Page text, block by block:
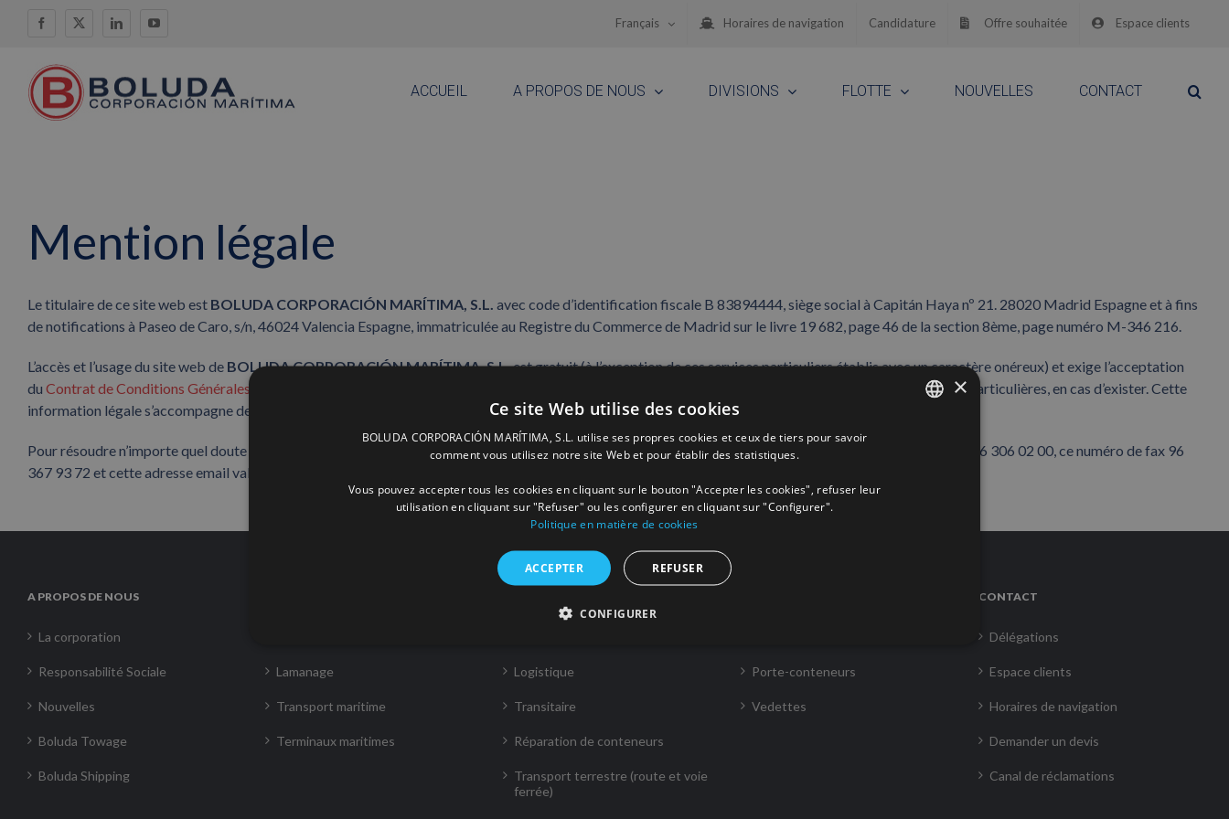
Facebook
X LinkedInYouTube Français Horaires de navigation Candidature Offre souhaitée Espace clients
ACCUEIL A PROPOS DE NOUS DIVISIONS FLOTTE NOUVELLES CONTACT
Mention légale
Le titulaire de ce site web est BOLUDA CORPORACIÓN MARÍTIMA, S.L. avec code d’identification fiscale B 83894444, siège social à Capitán Haya nº 21. 28020 Madrid Espagne et à fins
de notifications à Paseo de Caro, s/n, 46024 Valencia Espagne, immatriculée au Registre du Commerce de Madrid sur le livre 19 682, page 46 de la section 8ème, page numéro M-346 216.
L’accès et l’usage du site web de BOLUDA CORPORACIÓN MARÍTIMA, S.L.est gratuit (à l’exception de ces services particuliers établis avec un caractère onéreux) et exige l’acceptation
du Contrat de Conditions Générales d’Usage
, et dans le cas des services particuliers, également l’acceptation de leurs respectifs Contrats de Conditions Particulières, en cas d’exister. Cette
information légale s’accompagne de la
Politique de Confidentialité et Protection de Données Personnels deBOLUDA CORPORACIÓN MARÍTIMA, S.L.
Pour résoudre n’importe quel doute ou pour contacter BOLUDA CORPORACIÓN MARÍTIMA, S.L. les usagers peuvent utiliser ce numéro de téléphone 96 306 02 00, ce numéro de fax 96
367 93 72 et cette adresse email valencia@boluda.com.es.
A PROPOS DE NOUS
La corporation
Responsabilité Sociale
Nouvelles
Boluda Towage
Boluda Shipping
Lamanage
Transport maritime
Terminaux maritimes
Logistique
Transitaire
Réparation de conteneurs
Transport terrestre (route et voie
ferrée)
Porte-conteneurs
Vedettes
CONTACT
Délégations
Espace clients
Horaires de navigation
Demander un devis
Canal de réclamations
×
Ce site Web utilise des cookies
BOLUDA CORPORACIÓN MARÍTIMA, S.L. utilise ses propres cookies et ceux de tiers pour savoir
comment vous utilisez notre site Web et pour établir des statistiques.
Vous pouvez accepter tous les cookies en cliquant sur le bouton "Accepter les cookies", refuser leur
utilisation en cliquant sur "Refuser" ou les configurer en cliquant sur "Configurer".
Politique en matière de cookies
ACCEPTER REFUSER
CONFIGURER